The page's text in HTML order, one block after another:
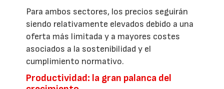
Para ambos sectores, los precios seguirán
siendo relativamente elevados debido a una
oferta más limitada y a mayores costes
asociados a la sostenibilidad y el
cumplimiento normativo.
Productividad: la gran palanca del